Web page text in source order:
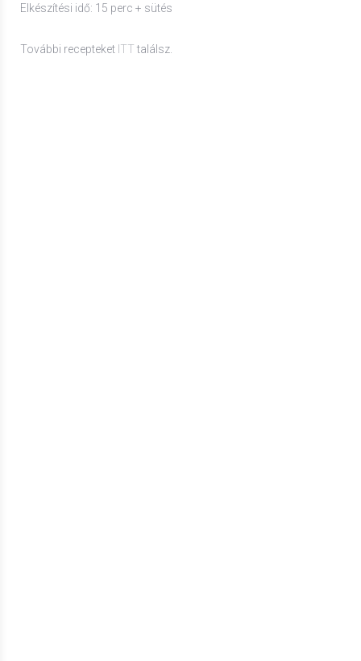
Elkészítési idő: 15 perc + sütés
További recepteket ITT találsz.